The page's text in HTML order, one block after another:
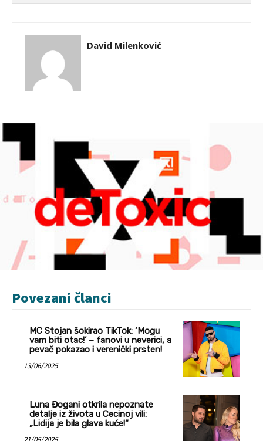
David Milenković
Povezani članci
MC Stojan šokirao TikTok: ‘Mogu
vam biti otac!’ – fanovi u neverici, a
pevač pokazao i verenički prsten!
13/06/2025
Luna Đogani otkrila nepoznate
detalje iz života u Cecinoj vili:
„Lidija je bila glava kuće!“